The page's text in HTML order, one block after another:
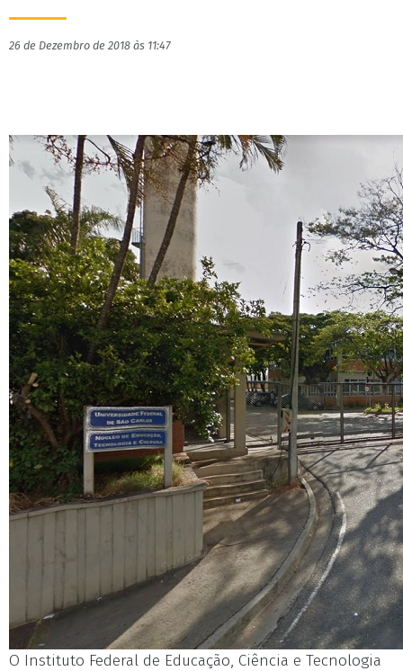
26 de Dezembro de 2018 às 11:47
O Instituto Federal de Educação, Ciência e Tecnologia